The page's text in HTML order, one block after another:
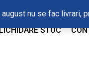
nu se fac
STOC